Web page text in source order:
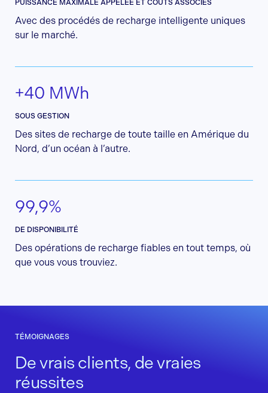
PUISSANCE MAXIMALE APPELÉE ET COÛTS ASSOCIÉS
Avec des procédés de recharge intelligente uniques
sur le marché.
+40 MWh
SOUS GESTION
Des sites de recharge de toute taille en Amérique du
Nord, d’un océan à l’autre.
99,9%
DE DISPONIBILITÉ
Des opérations de recharge fiables en tout temps, où
que vous vous trouviez.
TÉMOIGNAGES
De vrais clients, de vraies
réussites